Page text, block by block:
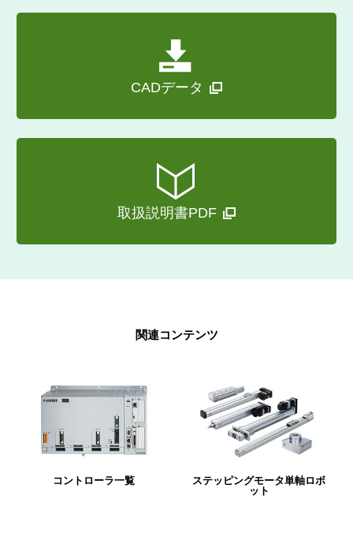
CADデータ
取扱説明書PDF
関連コンテンツ
コントローラ一覧
ステッピングモータ単軸ロボ
ット